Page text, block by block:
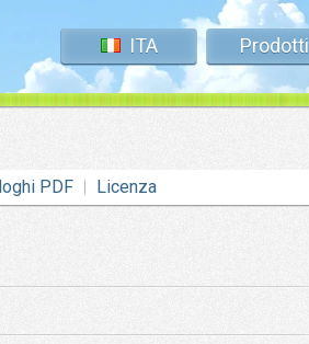
ITA Prodotti
PDF Licenza